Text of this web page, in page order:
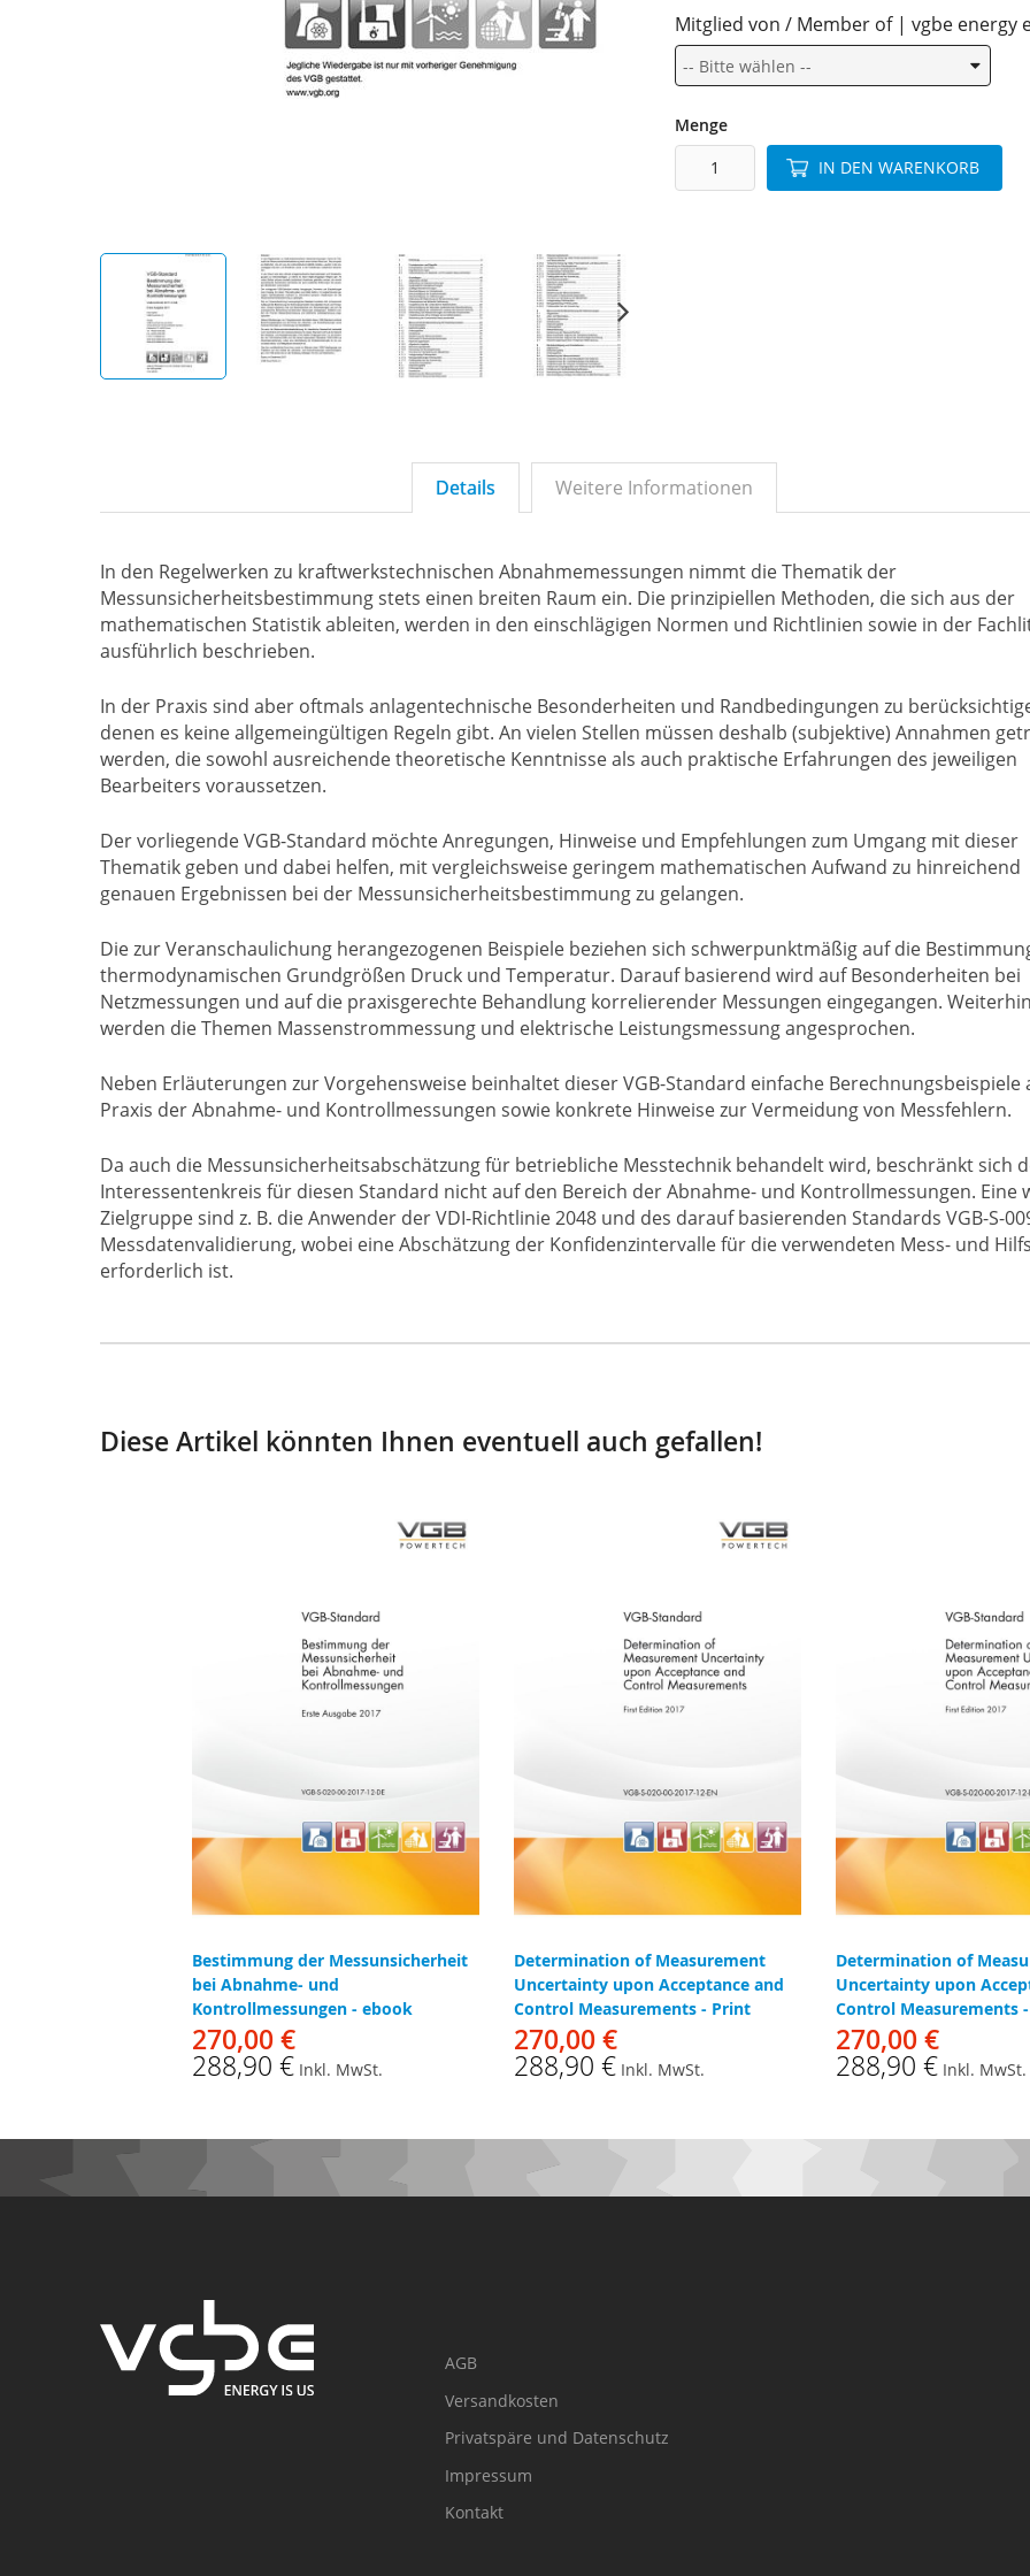
Mitglied von / Member of | vgbe energy
Menge
IN DEN WARENKORB
Details Weitere Informationen
In den Regelwerken zu kraftwerkstechnischen Abnahmemessungen nimmt die Thematik der
Messunsicherheitsbestimmung stets einen breiten Raum ein. Die prinzipiellen Methoden, die sich aus der
mathematischen Statistik ableiten, werden in den einschlägigen Normen und Richtlinien sowie in der
ausführlich beschrieben.
In der Praxis sind aber oftmals anlagentechnische Besonderheiten und Randbedingungen zu
denen es keine allgemeingültigen Regeln gibt. An vielen Stellen müssen deshalb (subjektive) Annahmen
werden, die sowohl ausreichende theoretische Kenntnisse als auch praktische Erfahrungen des jeweiligen
Bearbeiters voraussetzen.
Der vorliegende VGB-Standard möchte Anregungen, Hinweise und Empfehlungen zum Umgang mit dieser
Thematik geben und dabei helfen, mit vergleichsweise geringem mathematischen Aufwand zu hinreichend
genauen Ergebnissen bei der Messunsicherheitsbestimmung zu gelangen.
Die zur Veranschaulichung herangezogenen Beispiele beziehen sich schwerpunktmäßig auf die
thermodynamischen Grundgrößen Druck und Temperatur. Darauf basierend wird auf Besonderheiten bei
Netzmessungen und auf die praxisgerechte Behandlung korrelierender Messungen eingegangen.
werden die Themen Massenstrommessung und elektrische Leistungsmessung angesprochen.
Neben Erläuterungen zur Vorgehensweise beinhaltet dieser VGB-Standard einfache Berechnungsbeispiele
Praxis der Abnahme- und Kontrollmessungen sowie konkrete Hinweise zur Vermeidung von Messfehlern.
Da auch die Messunsicherheitsabschätzung für betriebliche Messtechnik behandelt wird, beschränkt sich
Interessentenkreis für diesen Standard nicht auf den Bereich der Abnahme- und Kontrollmessungen. Eine
Zielgruppe sind z. B. die Anwender der VDI-Richtlinie 2048 und des darauf basierenden Standards VGB-S-
Messdatenvalidierung, wobei eine Abschätzung der Konfidenzintervalle für die verwendeten Mess- und
erforderlich ist.
Diese Artikel könnten Ihnen eventuell auch gefallen!
Bestimmung der Messunsicherheit
bei Abnahme- und
Kontrollmessungen - ebook
270,00 €
288,90 € Inkl. MwSt.
Determination of Measurement
Uncertainty upon Acceptance and
Control Measurements - Print
270,00 €
288,90 € Inkl. MwSt.
Determination of
Uncertainty upon
Control Measurements
270,00 €
288,90 € Inkl. MwSt.
AGB
Versandkosten
Privatspäre und Datenschutz
Impressum
Kontakt